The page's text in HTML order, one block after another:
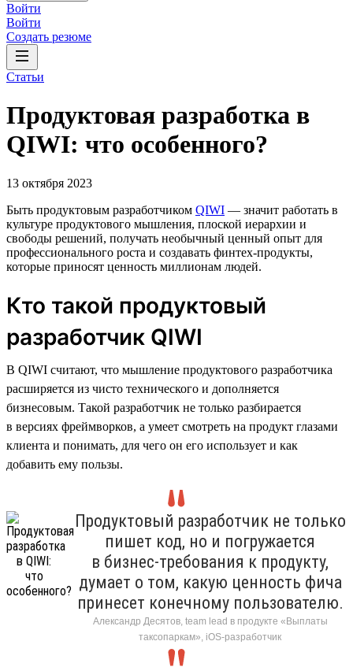
Войти
Войти
Создать резюме
Статьи
Продуктовая разработка в
QIWI: что особенного?
13 октября 2023
Быть продуктовым разработчиком QIWI — значит работать в
культуре продуктового мышления, плоской иерархии и
свободы решений, получать необычный ценный опыт для
профессионального роста и создавать финтех-продукты,
которые приносят ценность миллионам людей.
Кто такой продуктовый
разработчик QIWI
В QIWI считают, что мышление продуктового разработчика
расширяется из чисто технического и дополняется
бизнесовым. Такой разработчик не только разбирается
в версиях фреймворков, а умеет смотреть на продукт глазами
клиента и понимать, для чего он его использует и как
добавить ему пользы.
Продуктовый разработчик не только
пишет код, но и погружается
в бизнес-требования к продукту,
думает о том, какую ценность фича
принесет конечному пользователю.
Александр Десятов, team lead в продукте «Выплаты
таксопаркам», iOS-разработчик